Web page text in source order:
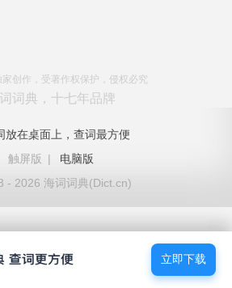
家创作，受著作权保护，侵权必究
词典，十七年品牌
放在桌面上，查词最方便
触屏版
|
电脑版
- 2026 海词词典(Dict.cn)
立即下载
立即下载